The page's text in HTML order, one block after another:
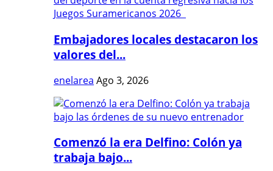
Embajadores locales destacaron los
valores del...
enelarea Ago 3, 2026
Comenzó la era Delfino: Colón ya
trabaja bajo...